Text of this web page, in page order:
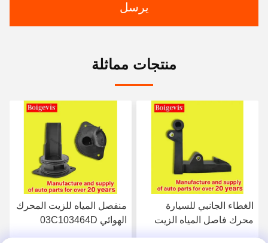
يرسل
منتجات مماثلة
الغطاء الجانبي للسيارة
محرك فاصل المياه الزيت
منفصل المياه للزيت المحرك
الهوائي 03C103464D